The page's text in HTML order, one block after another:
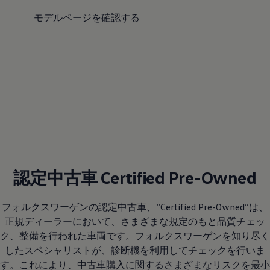
モデルページを確認する
認定中古車 Certified Pre-Owned
フォルクスワーゲンの認定中古車、“Certified Pre-Owned”は、
正規ディーラーにおいて、さまざまな規定のもと品質チェッ
ク、整備を行われた車両です。フォルクスワーゲンを知り尽く
したスペシャリストが、診断機を利用してチェックを行いま
す。これにより、中古車購入に関するさまざまなリスクを最小